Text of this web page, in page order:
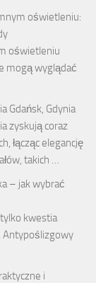
oświetleniu:
oświetleniu
mogą wyglądać
Gdańsk, Gdynia
zyskują coraz
łącząc elegancję
takich …
– jak wybrać
kwestia
Antypoślizgowy
i